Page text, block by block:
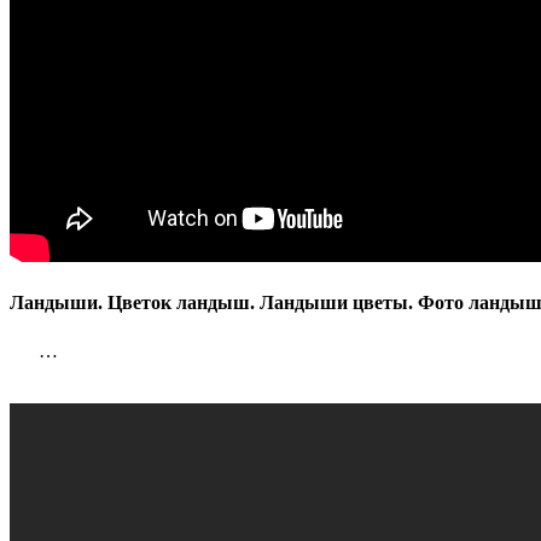
Ландыши. Цветок ландыш. Ландыши цветы. Фото
…